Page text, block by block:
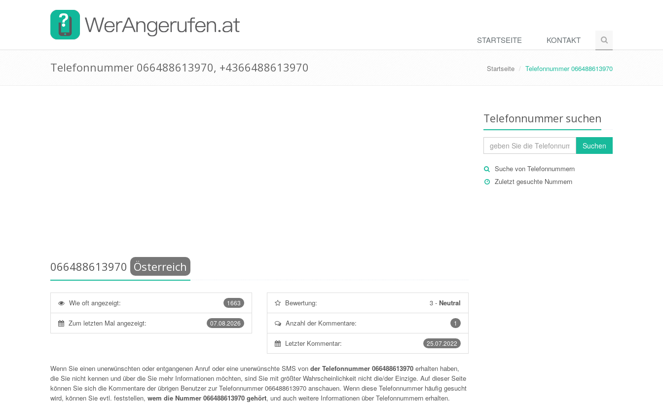
STARTSEITE KONTAKT
Telefonnummer 066488613970, +4366488613970 Startseite Telefonnummer 066488613970
066488613970 Österreich
1663
Wie oft angezeigt:
07.08.2026
Zum letzten Mal angezeigt:
Bewertung: 3- Neutral
1
Anzahl der Kommentare:
25.07.2022
Letzter Kommentar:
Wenn Sie einen unerwünschten oder entgangenen Anruf oder eine unerwünschte SMS von der Telefonnummer 066488613970 erhalten haben,
die Sie nicht kennen und über die Sie mehr Informationen möchten, sind Sie mit größter Wahrscheinlichkeit nicht die/der Einzige. Auf dieser Seite
können Sie sich die Kommentare der übrigen Benutzer zur Telefonnummer066488613970 anschauen. Wenn diese Telefonnummer häufig gesucht
wird, können Sie evtl. feststellen, wem die Nummer 066488613970 gehört, und auch weitere Informationen über Telefonnummern erhalten.
Telefonnummer suchen
Suchen
Suche von Telefonnummern
Zuletzt gesuchte Nummern